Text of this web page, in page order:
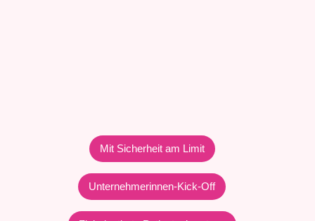
Mit Sicherheit am Limit
Unternehmerinnen-Kick-Off